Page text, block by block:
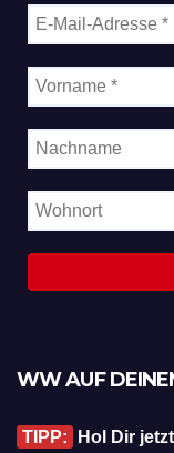
WW AUF
TIPP:
Hol Dir